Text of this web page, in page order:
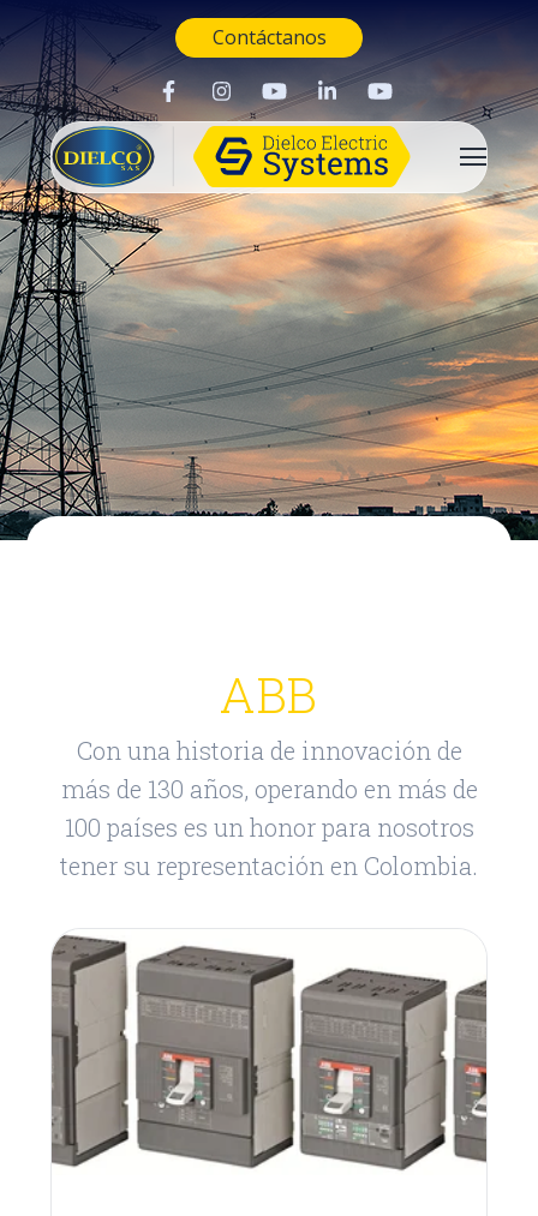
Contáctanos
ABB
Con una historia de innovación de
más de 130 años, operando en más de
100 países es un honor para nosotros
tener su representación en Colombia.